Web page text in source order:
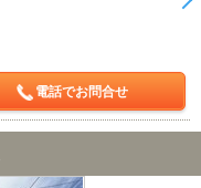
電話でお問合せ